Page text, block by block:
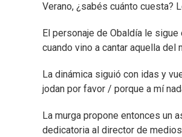
Verano, ¿sabés cuánto cuesta?
El personaje de Obaldía le
cuando vino a cantar aquella del
La dinámica siguió con idas y
jodan por favor / porque a mí
La murga propone entonces un
dedicatoria al director de